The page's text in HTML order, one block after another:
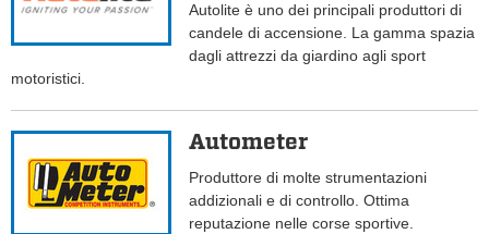
Autolite è uno dei principali produttori di
candele di accensione. La gamma spazia
dagli attrezzi da giardino agli sport
motoristici.
Autometer
Produttore di molte strumentazioni
addizionali e di controllo. Ottima
reputazione nelle corse sportive.